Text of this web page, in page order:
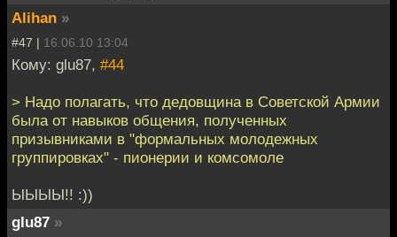
Alihan »
#47 | 16.06.10 13:04
Кому: glu87, #44
> Надо полагать, что дедовщина в Советской Армии
была от навыков общения, полученных
призывниками в "формальных молодежных
группировках" - пионерии и комсомоле
ЫЫЫЫ!! :))
glu87 »